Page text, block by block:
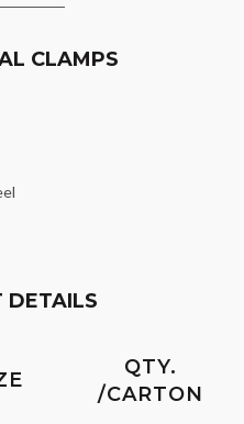
CLAMPS
DETAILS
QTY.
/CARTON